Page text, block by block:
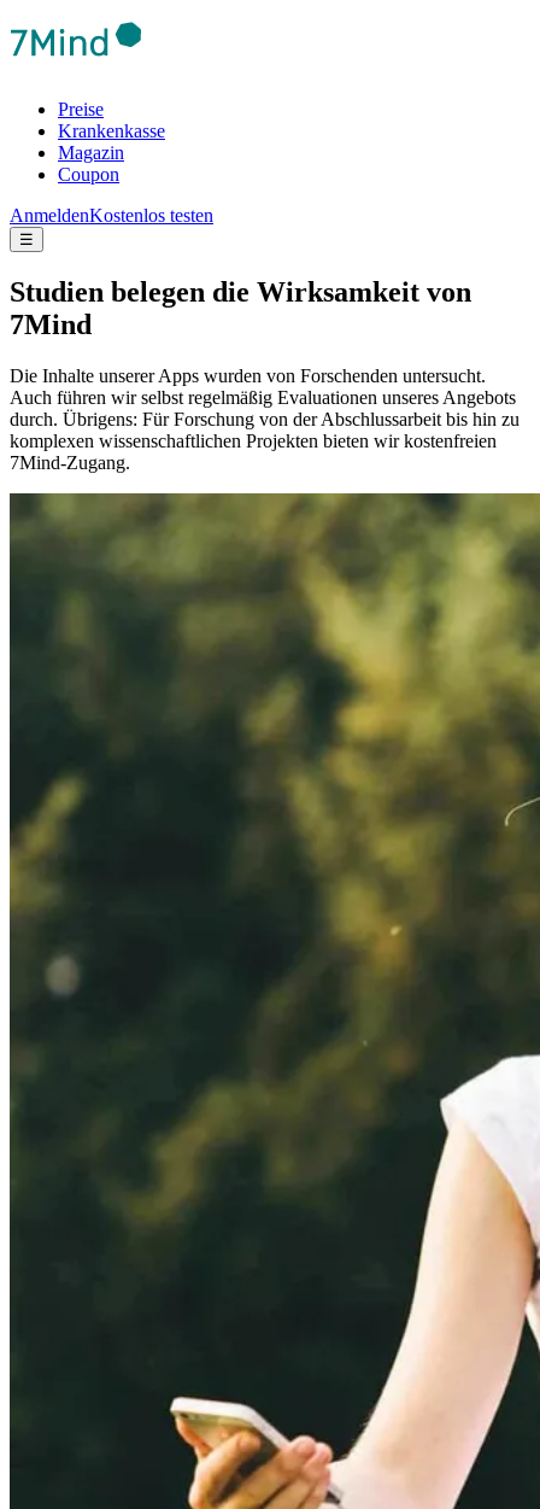
Preise
Krankenkasse
Magazin
Coupon
AnmeldenKostenlos testen
☰
Studien belegen die Wirksamkeit von
7Mind
Die Inhalte unserer Apps wurden von Forschenden untersucht.
Auch führen wir selbst regelmäßig Evaluationen unseres Angebots
durch. Übrigens: Für Forschung von der Abschlussarbeit bis hin zu
komplexen wissenschaftlichen Projekten bieten wir kostenfreien
7Mind-Zugang.